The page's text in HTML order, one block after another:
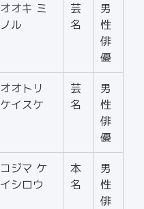
オオキ ミ
ノル
芸
名
男
性
俳
優
オオトリ
ケイスケ
芸
名
男
性
俳
優
コジマ ケ
イシロウ
本
名
男
性
俳